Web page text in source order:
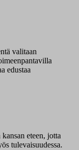
valitaan
edustaa
eteen, jotta
tulevaisuudessa.